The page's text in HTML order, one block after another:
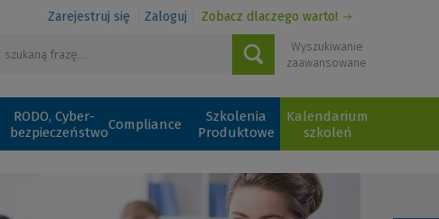
Zarejestruj się Zaloguj Zobacz dlaczego warto!
Wyszukiwanie
zaawansowane
RODO, Cyber-
bezpieczeństwoCompliance
Szkolenia
Produktowe
Kalendarium
szkoleń